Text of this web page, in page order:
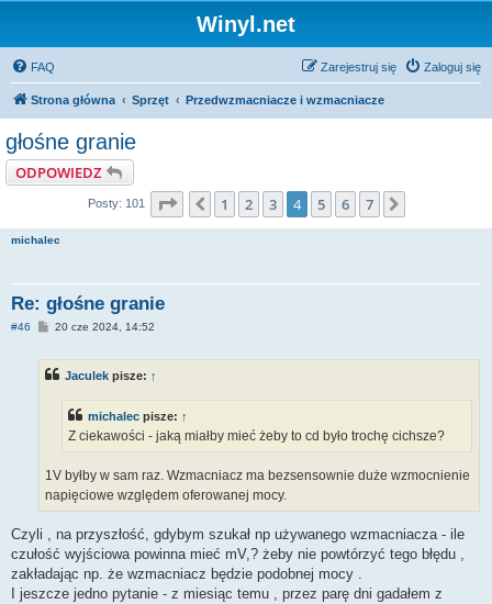
Winyl.net
FAQ Zaloguj się
Zarejestruj się
Strona główna Sprzęt Przedwzmacniacze i wzmacniacze
głośne granie
ODPOWIEDZ
Posty: 101 Strona z7
Poprzednia
1 2 3 4 5 6 7
michalec
Re: głośne granie
#46
P20 cze 2024, 14:52
Jaculek pisze: ↑
michalec pisze: ↑
Z ciekawości - jaką miałby mieć żeby to cd było trochę cichsze?
1V byłby w sam raz. Wzmacniacz ma bezsensownie duże wzmocnienie
napięciowe względem oferowanej mocy.
Czyli , na przyszłość, gdybym szukał np używanego wzmacniacza - ile
czułość wyjściowa powinna mieć mV,? żeby nie powtórzyć tego błędu ,
zakładając np. że wzmacniacz będzie podobnej mocy .
I jeszcze jedno pytanie - z miesiąc temu , przez parę dni gadałem z